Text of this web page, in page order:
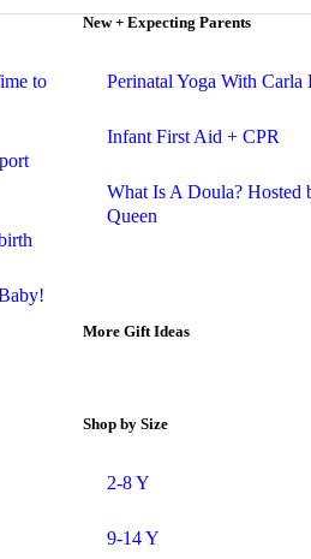
to
New + Expecting Parents
Perinatal Yoga With Carla
Infant First Aid + CPR
What Is A Doula? Hosted
Queen
More Gift Ideas
Shop by Size
2-8 Y
9-14 Y